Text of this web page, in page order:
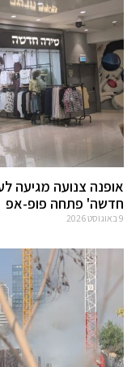
אופנה צנועה מגיעה
חדשה' פתחה פופ-אפ
9 באוגוסט 2026